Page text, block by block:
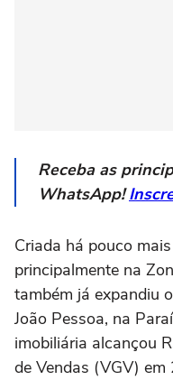
Receba as
WhatsApp!
Criada há pouco
principalmente na
também já expandiu
João Pessoa, na
imobiliária alcançou
de Vendas (VGV)